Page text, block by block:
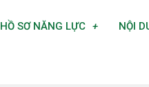
HỒ SƠ NĂNG LỰC NỘI